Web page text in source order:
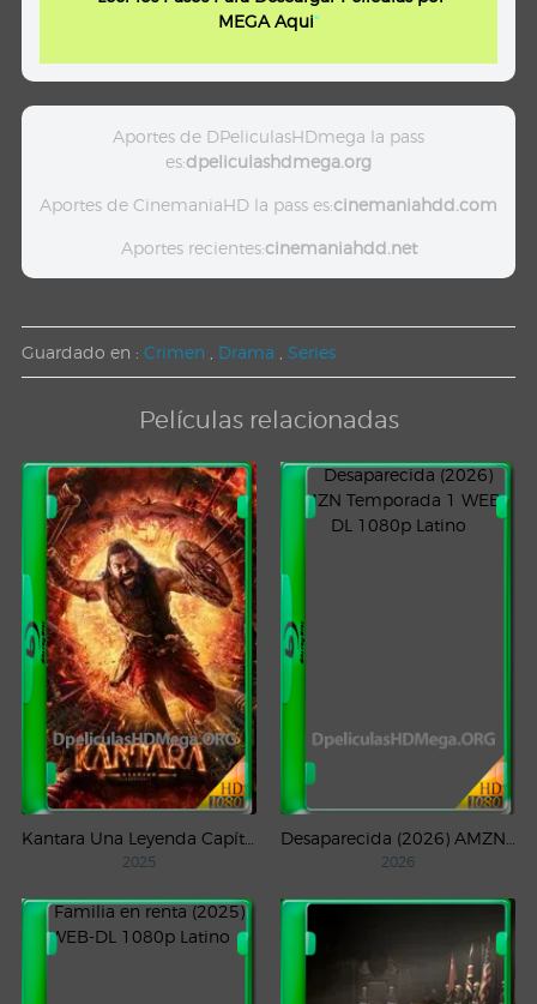
MEGA Aqui"
Aportes de DPeliculasHDmega la pass
es:dpeliculashdmega.org
Aportes de CinemaniaHD la pass es:cinemaniahdd.com
Aportes recientes:cinemaniahdd.net
Guardado en : Crimen Drama Series
Películas relacionadas
2025 2026